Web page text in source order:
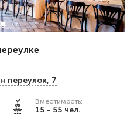
переулок, 7
Вместимость:
15 - 55 чел.